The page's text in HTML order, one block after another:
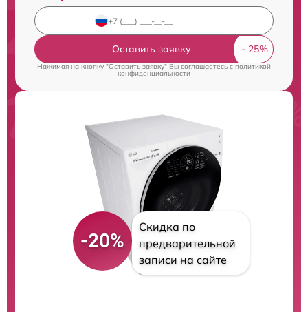
Оставить заявку
Нажимая на кнопку "Оставить заявку" Вы соглашаетесь cполитикой
конфиденциальности
-20%
Скидка по
предварительной
записи на сайте